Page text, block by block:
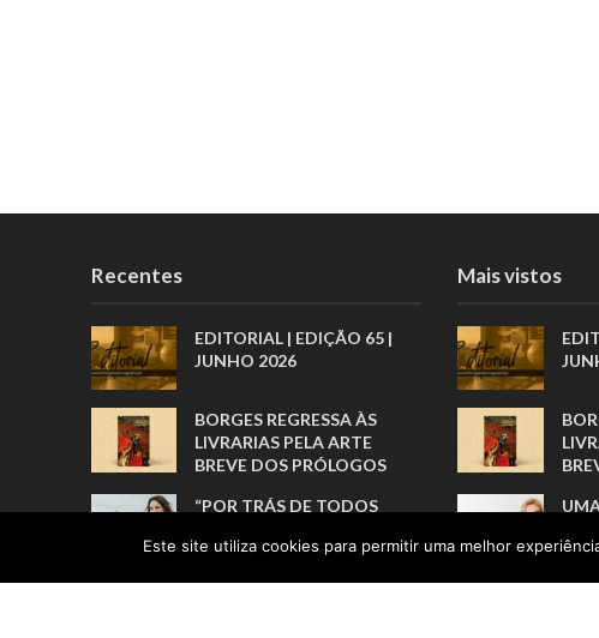
Recentes
EDITORIAL | EDIÇÃO 65 |
JUNHO 2026
BORGES REGRESSA ÀS
LIVRARIAS PELA ARTE
BREVE DOS PRÓLOGOS
“POR TRÁS DE TODOS
RECONHECIMENTOS, HÁ
Mais vistos
Este site utiliza cookies para permitir uma melhor